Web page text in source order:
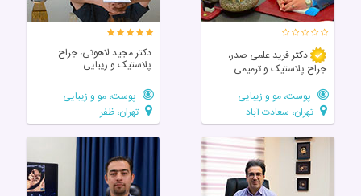
دکتر فرید علمی صدر،
جراح پلاستیک و ترمیمی
پوست، مو و زیبایی
تهران، سعادت آباد
دکتر مجید لاهوتی، جراح
پلاستیک و زیبایی
پوست، مو و زیبایی
تهران، ظفر